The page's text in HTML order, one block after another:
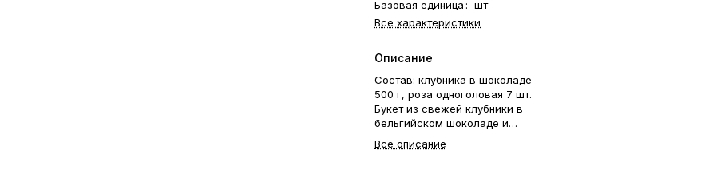
Базовая единица : шт
Все характеристики
Описание
Состав: клубника в шоколаде
500 г, роза одноголовая 7 шт.
Букет из свежей клубники в
бельгийском шоколаде и
держится на каркасе из
Все описание